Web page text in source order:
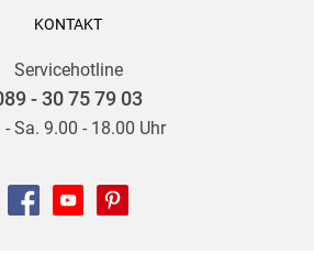
KONTAKT
Servicehotline
- 30 75 79 03
- Sa. 9.00 - 18.00 Uhr